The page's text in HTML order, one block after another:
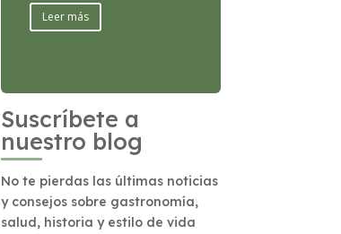
Leer más
Suscríbete a
nuestro blog
No te pierdas las últimas noticias
y consejos sobre gastronomía,
salud, historia y estilo de vida